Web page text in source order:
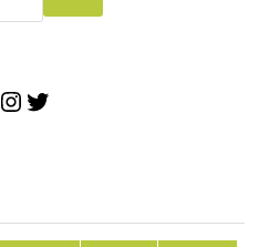
Facebook
Instagram